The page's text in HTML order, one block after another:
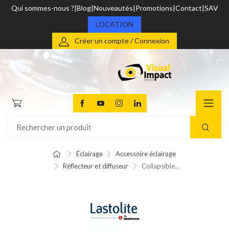
Qui sommes-nous ? Blog Nouveautés Promotions Contact SAV
LOCATION
Créer un compte / Connexion
Éclairage
Accessoire éclairage
Réflecteur et diffuseur
Collapsible...